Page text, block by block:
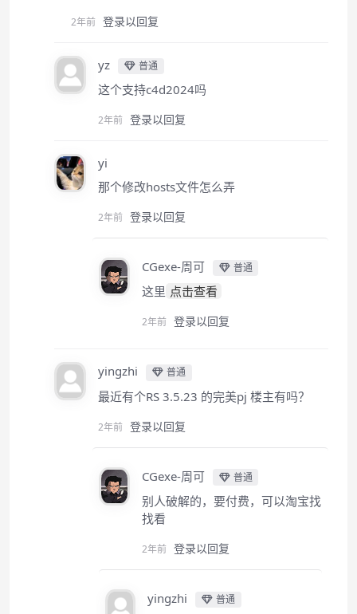
2年前 登录以回复
yz 普通
这个支持c4d2024吗
2年前 登录以回复
yi
那个修改hosts文件怎么弄
2年前 登录以回复
CGexe-周可 普通
这里 点击查看
2年前 登录以回复
yingzhi 普通
最近有个RS 3.5.23 的完美pj 楼主有吗？
2年前 登录以回复
CGexe-周可 普通
别人破解的，要付费，可以淘宝找
找看
2年前 登录以回复
yingzhi 普通